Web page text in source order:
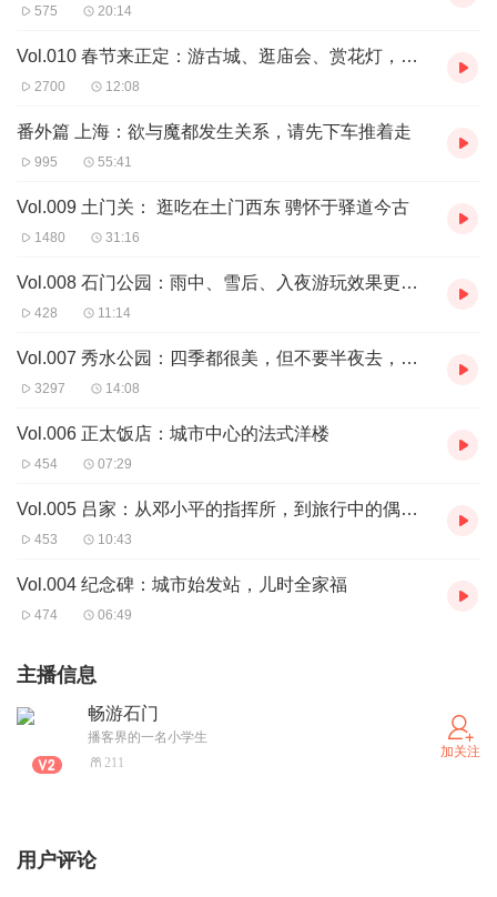
575 20:14
Vol.010 春节来正定：游古城、逛庙会、赏花灯，全家春节游玩首选
2700 12:08
番外篇 上海：欲与魔都发生关系，请先下车推着走
995 55:41
Vol.009 土门关： 逛吃在土门西东 骋怀于驿道今古
1480 31:16
Vol.008 石门公园：雨中、雪后、入夜游玩效果更佳的精品公园
428 11:14
Vol.007 秀水公园：四季都很美，但不要半夜去，除非你丢了镜头
3297 14:08
Vol.006 正太饭店：城市中心的法式洋楼
454 07:29
Vol.005 吕家：从邓小平的指挥所，到旅行中的偶然性
453 10:43
Vol.004 纪念碑：城市始发站，儿时全家福
474 06:49
主播信息
畅游石门
播客界的一名小学生
211
加关注
用户评论